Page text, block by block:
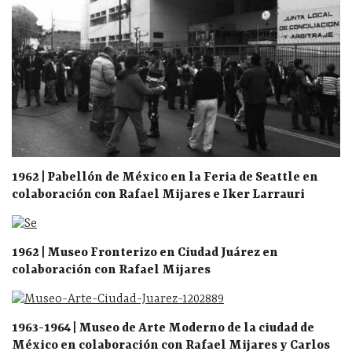
1962 | Pabellón de México en la Feria de Seattle en
colaboración con Rafael Mijares e Iker Larrauri
1962 | Museo Fronterizo en Ciudad Juárez en
colaboración con Rafael Mijares
1963-1964 | Museo de Arte Moderno de la ciudad de
México en colaboración con Rafael Mijares y Carlos